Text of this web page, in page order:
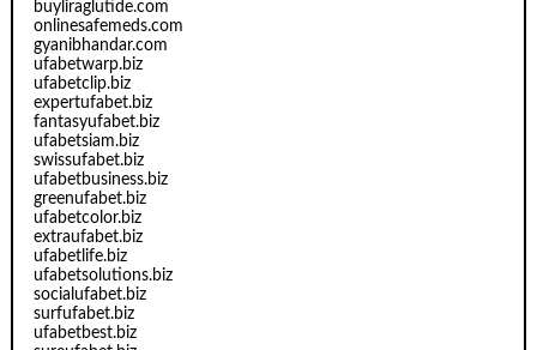
buyliraglutide.com
onlinesafemeds.com
gyanibhandar.com
ufabetwarp.biz
ufabetclip.biz
expertufabet.biz
fantasyufabet.biz
ufabetsiam.biz
swissufabet.biz
ufabetbusiness.biz
greenufabet.biz
ufabetcolor.biz
extraufabet.biz
ufabetlife.biz
ufabetsolutions.biz
socialufabet.biz
surfufabet.biz
ufabetbest.biz